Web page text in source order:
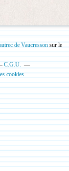
de Vaucressonsur le
C.G.U.
cookies